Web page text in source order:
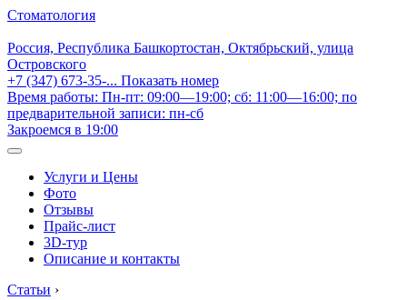
Стоматология
Россия, Республика Башкортостан, Октябрьский, улица
Островского
+7 (347) 673-35-... Показать номер
Время работы: Пн-пт: 09:00—19:00; сб: 11:00—16:00; по
предварительной записи: пн-сб
Закроемся в 19:00
Услуги и Цены
Фото
Отзывы
Прайс-лист
3D-тур
Описание и контакты
Статьи ›